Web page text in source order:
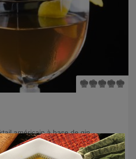
américain à base de gin,
Découvrez vite la
×